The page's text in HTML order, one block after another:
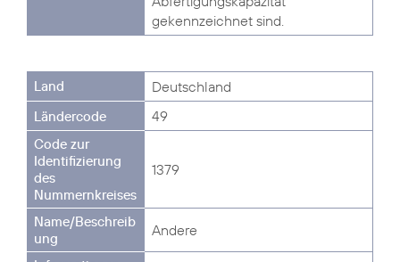
gekennzeichnet sind.
Deutschland
49
1379
Andere